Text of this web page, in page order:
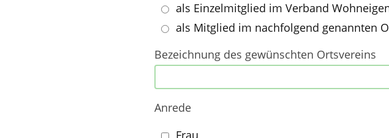
als Einzelmitglied im Verband
als Mitglied im nachfolgend genannten
Bezeichnung des gewünschten Ortsvereins
Anrede
Frau